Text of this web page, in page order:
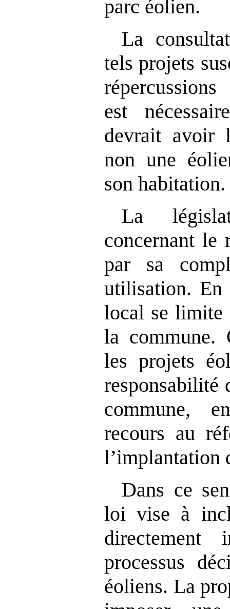
parc éolien.
La
tels projets
est
devrait avoir
non une
son habitation.
La
concernant le
par sa
utilisation. En
local se limite
la commune.
les projets
responsabilité
commune,
recours au
l’implantation
Dans ce
loi vise à
directement
processus
éoliens. La